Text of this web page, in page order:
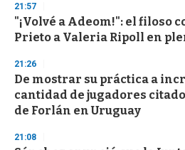
21:57
"¡Volvé a Adeom!": el filoso
Prieto a Valeria Ripoll en
21:26
De mostrar su práctica a
cantidad de jugadores
de Forlán en Uruguay
21:08